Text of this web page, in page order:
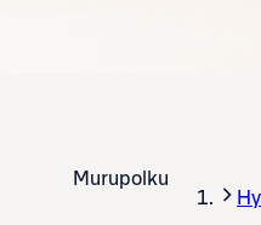
Murupolku